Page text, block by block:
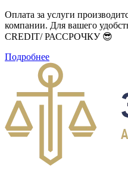
Оплата за услуги
компании. Для вашего
CREDIT/ РАССРОЧКУ 😎
Подробнее